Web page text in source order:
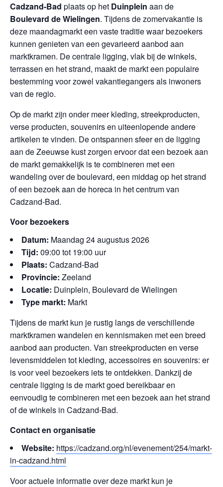
Cadzand-Bad plaats op het Duinplein aan de
Boulevard de Wielingen. Tijdens de zomervakantie is
deze maandagmarkt een vaste traditie waar bezoekers
kunnen genieten van een gevarieerd aanbod aan
marktkramen. De centrale ligging, vlak bij de winkels,
terrassen en het strand, maakt de markt een populaire
bestemming voor zowel vakantiegangers als inwoners
van de regio.
Op de markt zijn onder meer kleding, streekproducten,
verse producten, souvenirs en uiteenlopende andere
artikelen te vinden. De ontspannen sfeer en de ligging
aan de Zeeuwse kust zorgen ervoor dat een bezoek aan
de markt gemakkelijk is te combineren met een
wandeling over de boulevard, een middag op het strand
of een bezoek aan de horeca in het centrum van
Cadzand-Bad.
Voor bezoekers
Datum: Maandag 24 augustus 2026
Tijd: 09:00 tot 19:00 uur
Plaats: Cadzand-Bad
Provincie: Zeeland
Locatie: Duinplein, Boulevard de Wielingen
Type markt: Markt
Tijdens de markt kun je rustig langs de verschillende
marktkramen wandelen en kennismaken met een breed
aanbod aan producten. Van streekproducten en verse
levensmiddelen tot kleding, accessoires en souvenirs: er
is voor veel bezoekers iets te ontdekken. Dankzij de
centrale ligging is de markt goed bereikbaar en
eenvoudig te combineren met een bezoek aan het strand
of de winkels in Cadzand-Bad.
Contact en organisatie
Website: https://cadzand.org/nl/evenement/254/markt-
in-cadzand.html
Voor actuele informatie over deze markt kun je